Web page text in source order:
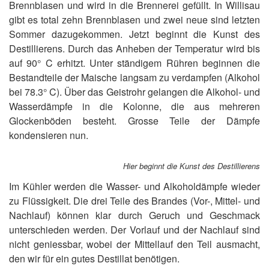
Brennblasen und wird in die Brennerei gefüllt. In Willisau
gibt es total zehn Brennblasen und zwei neue sind letzten
Sommer dazugekommen. Jetzt beginnt die Kunst des
Destillierens. Durch das Anheben der Temperatur wird bis
auf 90° C erhitzt. Unter ständigem Rühren beginnen die
Bestandteile der Maische langsam zu verdampfen (Alkohol
bei 78.3° C). Über das Geistrohr gelangen die Alkohol- und
Wasserdämpfe in die Kolonne, die aus mehreren
Glockenböden besteht. Grosse Teile der Dämpfe
kondensieren nun.
Hier beginnt die Kunst des Destillierens
Im Kühler werden die Wasser- und Alkoholdämpfe wieder
zu Flüssigkeit. Die drei Teile des Brandes (Vor-, Mittel- und
Nachlauf) können klar durch Geruch und Geschmack
unterschieden werden. Der Vorlauf und der Nachlauf sind
nicht geniessbar, wobei der Mittellauf den Teil ausmacht,
den wir für ein gutes Destillat benötigen.